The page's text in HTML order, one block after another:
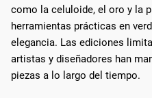
como la celuloide, el oro y la
herramientas prácticas en
elegancia. Las ediciones
artistas y diseñadores han
piezas a lo largo del tiempo.